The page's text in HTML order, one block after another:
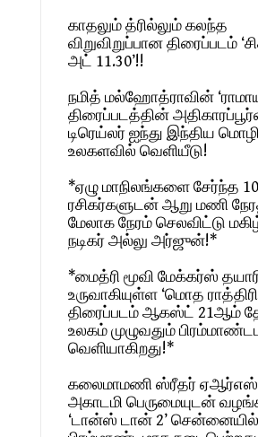
காதலும் த்ரில்லும் கலந்த
விறுவிறுப்பான திரைப்படம்
அட் 11.30’!!
நமித் மல்ஹோத்ராவின்
திரைப்படத்தின்
டிரெய்லர் ஐந்து இந்திய
உலகளவில் வெளியீடு!
*ஏழு மாநிலங்களை சேர்ந்த
ரசிகர்களுடன் ஆறு மணி
மேலாக நேரம் செலவிட்டு
நடிகர் அல்லு அர்ஜுன்!*
*மைத்ரி மூவி மேக்கர்ஸ்
உருவாகியுள்ள ‘மொத
திரைப்படம் ஆகஸ்ட் 21ஆம்
உலகம் முழுவதும்
வெளியாகிறது!*
கலைமாமணி ஸ்ரீதர்
அகாடமி பெருமையுடன்
‘டான்ஸ் டான் 2’ சென்னையில்